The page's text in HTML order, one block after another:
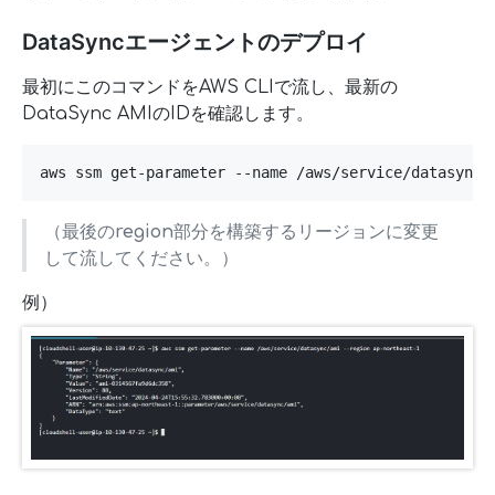
DataSyncエージェントのデプロイ
最初にこのコマンドをAWS CLIで流し、最新の
DataSync AMIのIDを確認します。
aws ssm get-parameter --name /aws/service/
（最後のregion部分を構築するリージョンに変更
して流してください。）
例）